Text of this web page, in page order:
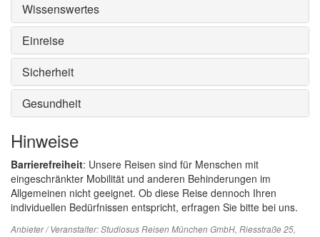
Wissenswertes
Einreise
Sicherheit
Gesundheit
Hinweise
Barrierefreiheit: Unsere Reisen sind für Menschen mit
eingeschränkter Mobilität und anderen Behinderungen im
Allgemeinen nicht geeignet. Ob diese Reise dennoch Ihren
individuellen Bedürfnissen entspricht, erfragen Sie bitte bei uns.
Anbieter / Veranstalter:Studiosus Reisen München GmbH, Riesstraße 25,